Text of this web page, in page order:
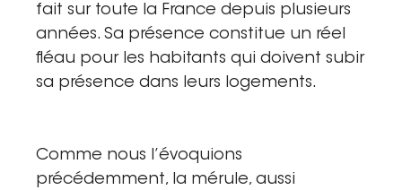
fait sur toute la France depuis plusieurs
années. Sa présence constitue un réel
fléau pour les habitants qui doivent subir
sa présence dans leurs logements.
Comme nous l’évoquions
précédemment, la mérule, aussi